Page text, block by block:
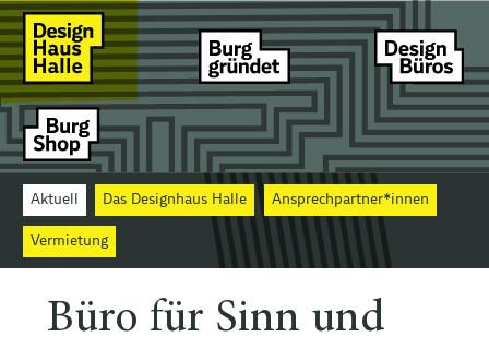
Aktuell Das Designhaus Halle Ansprechpartner*innen
Vermietung
Büro für Sinn und